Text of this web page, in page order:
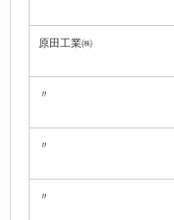
原田工業㈱
〃
〃
〃